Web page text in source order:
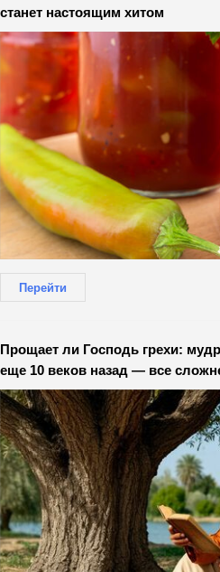
станет настоящим хитом
Перейти
Прощает ли Господь грехи:
еще 10 веков назад — все